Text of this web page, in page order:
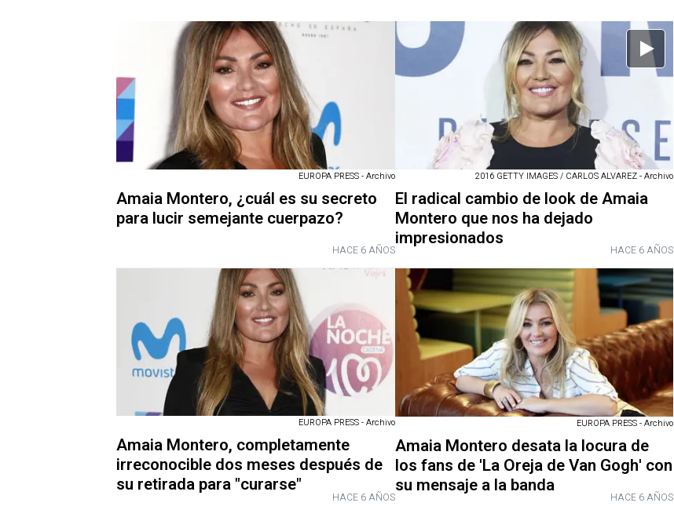
EUROPA PRESS - Archivo
Amaia Montero, ¿cuál es su secreto
para lucir semejante cuerpazo?
HACE 6 AÑOS
2016 GETTY IMAGES / CARLOS ALVAREZ - Archivo
El radical cambio de look de Amaia
Montero que nos ha dejado
impresionados
HACE 6 AÑOS
EUROPA PRESS - Archivo
Amaia Montero, completamente
irreconocible dos meses después de
su retirada para "curarse"
HACE 6 AÑOS
EUROPA PRESS - Archivo
Amaia Montero desata la locura de
los fans de 'La Oreja de Van Gogh' con
su mensaje a la banda
HACE 6 AÑOS